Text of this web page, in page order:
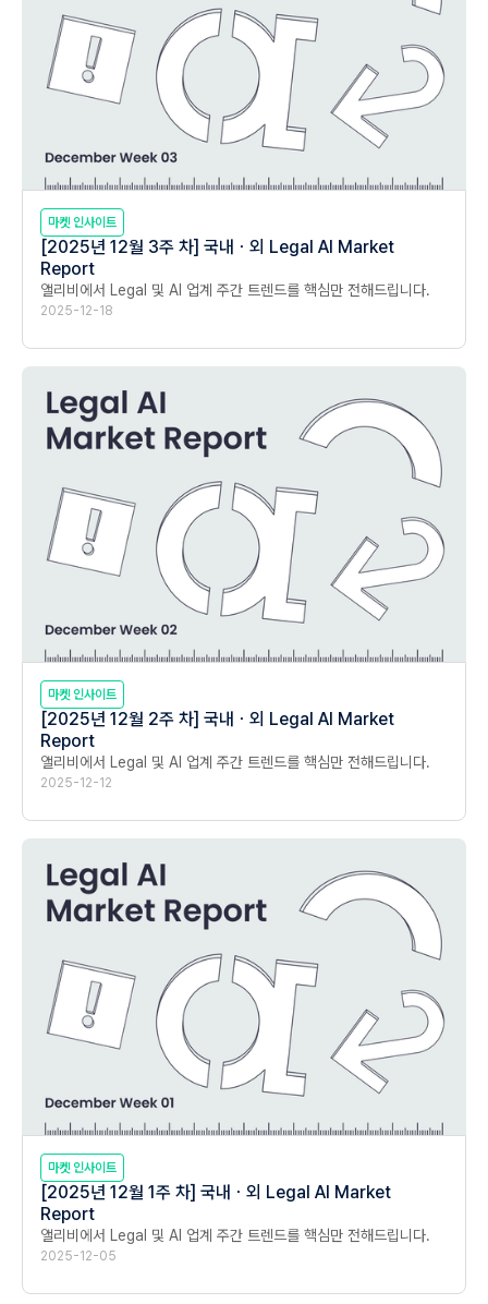
마켓 인사이트
[2025년 12월 3주 차] 국내ㆍ외 Legal AI Market
Report
앨리비에서 Legal 및 AI 업계 주간 트렌드를 핵심만 전해드립니다.
2025-12-18
마켓 인사이트
[2025년 12월 2주 차] 국내ㆍ외 Legal AI Market
Report
앨리비에서 Legal 및 AI 업계 주간 트렌드를 핵심만 전해드립니다.
2025-12-12
마켓 인사이트
[2025년 12월 1주 차] 국내ㆍ외 Legal AI Market
Report
앨리비에서 Legal 및 AI 업계 주간 트렌드를 핵심만 전해드립니다.
2025-12-05